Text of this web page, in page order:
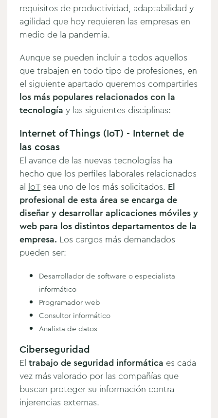
requisitos de productividad, adaptabilidad y
agilidad que hoy requieren las empresas en
medio de la pandemia.
Aunque se pueden incluir a todos aquellos
que trabajen en todo tipo de profesiones, en
el siguiente apartado queremos compartirles
los más populares relacionados con la
tecnología y las siguientes disciplinas:
Internet of Things (IoT) - Internet de
las cosas
El avance de las nuevas tecnologías ha
hecho que los perfiles laborales relacionados
al loT sea uno de los más solicitados. El
profesional de esta área se encarga de
diseñar y desarrollar aplicaciones móviles y
web para los distintos departamentos de la
empresa. Los cargos más demandados
pueden ser:
Desarrollador de software o especialista
informático
Programador web
Consultor informático
Analista de datos
Ciberseguridad
El trabajo de seguridad informática es cada
vez más valorado por las compañías que
buscan proteger su información contra
injerencias externas.